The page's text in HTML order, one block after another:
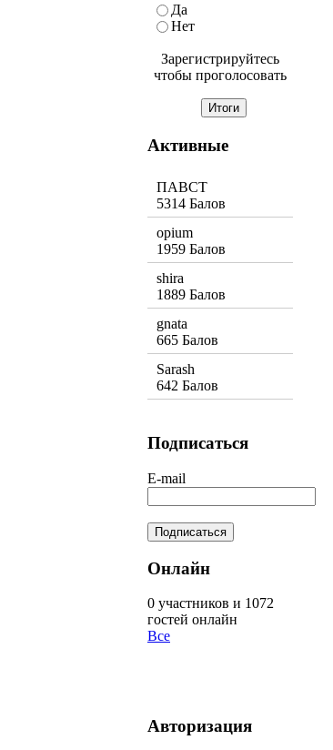
Да
Нет
Зарегистрируйтесь
чтобы проголосовать
Активные
ПАВСТ
5314 Балов
opium
1959 Балов
shira
1889 Балов
gnata
665 Балов
Sarash
642 Балов
Подписаться
E-mail
Онлайн
0 участников и 1072
гостей онлайн
Все
Авторизация